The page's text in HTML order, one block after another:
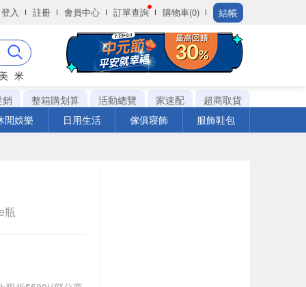
登入 註冊 會員中心 訂單查詢 購物車(0) 結帳
米
銷
整箱購划算 活動總覽 家速配
超商取貨
閒娛樂
日用生活 傢俱寢飾 服飾鞋包
瓶